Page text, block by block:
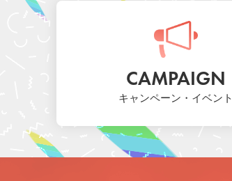
CAMPAIGN
キャンペーン・イベント